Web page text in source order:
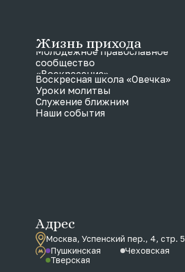
Адрес
Москва, Успенский пер., 4, стр. 5
Пушкинская
Чеховская
Тверская
Жизнь прихода
Молодежное православное
сообщество
«Воскресение»
Воскресная школа «Овечка»
Уроки молитвы
Служение ближним
Наши события